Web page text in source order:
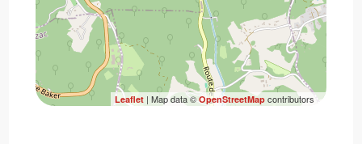
Leaflet| Map data ©OpenStreetMapcontributors